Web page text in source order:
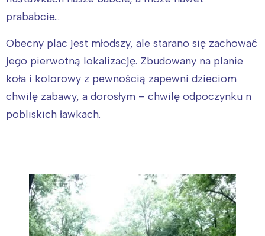
prababcie…
Obecny plac jest młodszy, ale starano się zachować
jego pierwotną lokalizację. Zbudowany na planie
koła i kolorowy z pewnością zapewni dzieciom
chwilę zabawy, a dorosłym – chwilę odpoczynku n
pobliskich ławkach.